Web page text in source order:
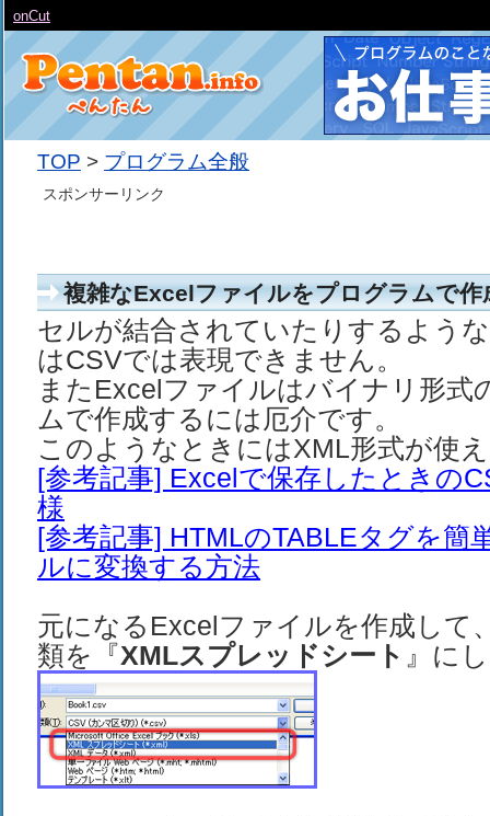
TOP > プログラム全般
複雑なExcelファイルをプログラムで作
セルが結合されていたりするよう
はCSVでは表現できません。
またExcelファイルはバイナリ形式
ムで作成するには厄介です。
このようなときにはXML形式が使
[参考記事] Excelで保存したときの
様
[参考記事] HTMLのTABLEタグを簡
ルに変換する方法
元になるExcelファイルを作成して
類を『XMLスプレッドシート 』に
スポンサーリンク
onCut